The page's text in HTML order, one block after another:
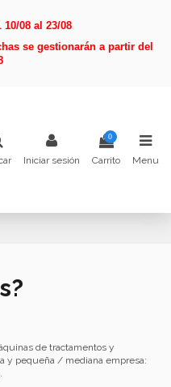
10/08 al 23/08
se gestionarán a partir del
Iniciar sesión
0
Carrito Menu
de tractamentos y
y pequeña / mediana empresa: